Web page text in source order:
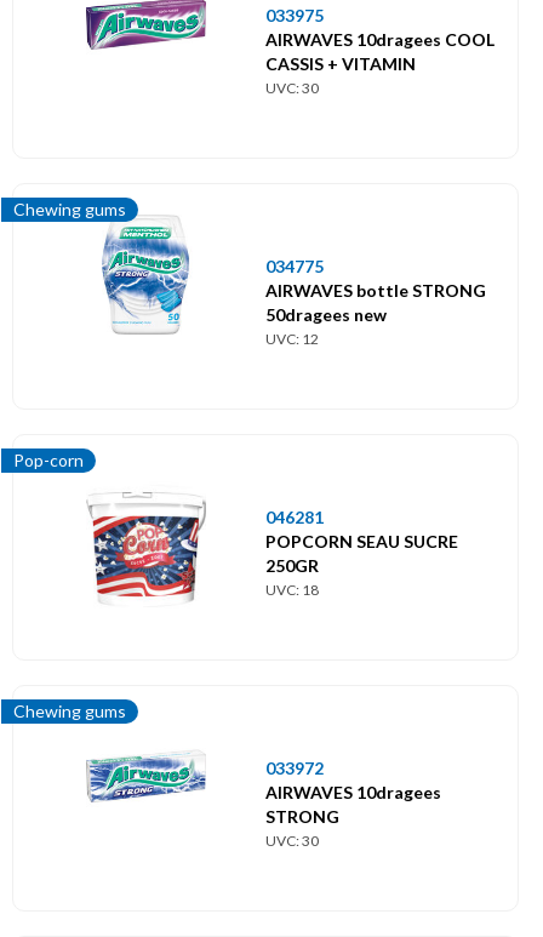
033975
AIRWAVES 10dragees COOL
CASSIS + VITAMIN
UVC: 30
Chewing gums
034775
AIRWAVES bottle STRONG
50dragees new
UVC: 12
Pop-corn
046281
POPCORN SEAU SUCRE
250GR
UVC: 18
Chewing gums
033972
AIRWAVES 10dragees
STRONG
UVC: 30